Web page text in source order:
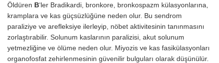
Öldüren B‘ler Bradikardi, bronkore, bronkospazm külasyonlarına,
kramplara ve kas güçsüzlüğüne neden olur. Bu sendrom
paraliziye ve arefleksiye ilerleyip, nöbet aktivitesinin tanınmasını
zorlaştırabilir. Solunum kaslarının paralizisi, akut solunum
yetmezliği­ne ve ölüme neden olur. Miyozis ve kas fasikülasyonları
organofosfat zehirlenmesinin güvenilir bulguları olarak düşünülür.